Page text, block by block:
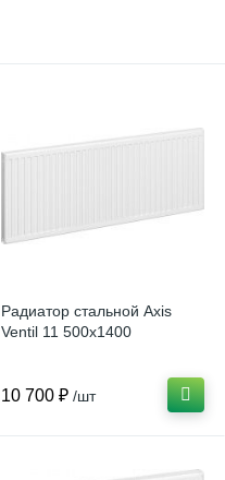
Радиатор стальной Axis
Ventil 11 500х1400
10 700 ₽ /шт